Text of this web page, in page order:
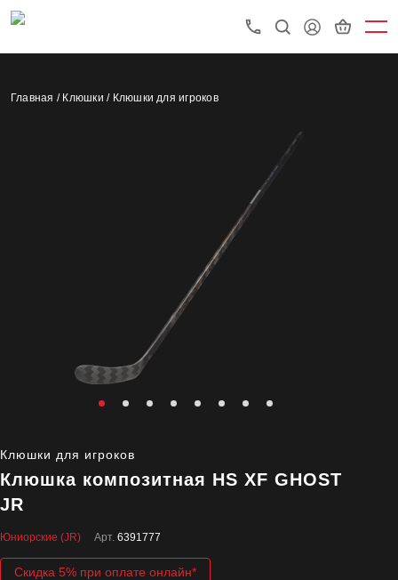
Главная / Клюшки / Клюшки для игроков
Клюшки для игроков
Клюшка композитная HS XF GHOST
JR
Юниорские (JR) Арт. 6391777
Скидка 5% при оплате онлайн*